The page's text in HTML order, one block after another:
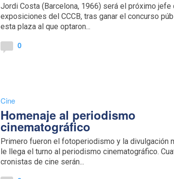
Jordi Costa (Barcelona, 1966) será el próximo jefe
exposiciones del CCCB, tras ganar el concurso
esta plaza al que optaron...
0
Cine
Homenaje al periodismo
cinematográfico
Primero fueron el fotoperiodismo y la divulgación
le llega el turno al periodismo cinematográfico.
cronistas de cine serán...